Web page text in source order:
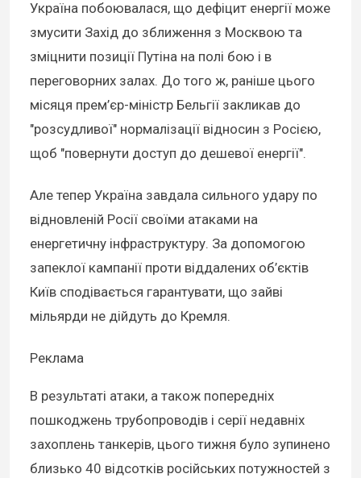
Україна побоювалася, що дефіцит енергії може
змусити Захід до зближення з Москвою та
зміцнити позиції Путіна на полі бою і в
переговорних залах. До того ж, раніше цього
місяця прем’єр-міністр Бельгії закликав до
"розсудливої" нормалізації відносин з Росією,
щоб "повернути доступ до дешевої енергії".
Але тепер Україна завдала сильного удару по
відновленій Росії своїми атаками на
енергетичну інфраструктуру. За допомогою
запеклої кампанії проти віддалених об’єктів
Київ сподівається гарантувати, що зайві
мільярди не дійдуть до Кремля.
Реклама
В результаті атаки, а також попередніх
пошкоджень трубопроводів і серії недавніх
захоплень танкерів, цього тижня було зупинено
близько 40 відсотків російських потужностей з